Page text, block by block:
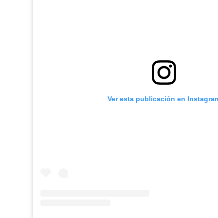
Ver esta publicación en